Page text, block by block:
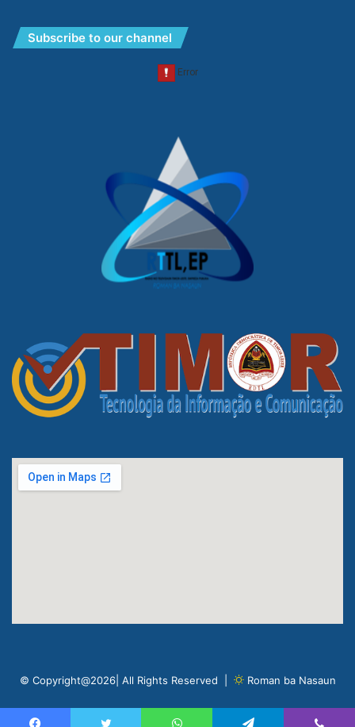
Subscribe to our channel
© Copyright@2026| All Rights Reserved | Roman ba Nasaun